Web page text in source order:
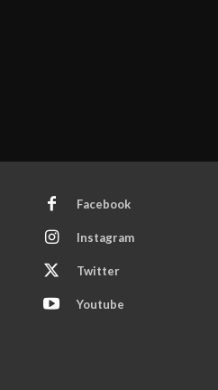
Facebook
Instagram
Twitter
Youtube